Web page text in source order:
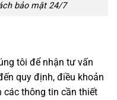
bảo mật 24/7
tôi để nhận tư vấn
quy định, điều khoản
các thông tin cần thiết